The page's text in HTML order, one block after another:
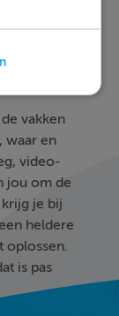
vakken
waar en
video-
jou om de
je bij
heldere
oplossen.
is pas